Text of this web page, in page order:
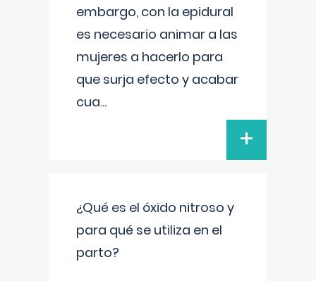
embargo, con la epidural
es necesario animar a las
mujeres a hacerlo para
que surja efecto y acabar
cua...
+
¿Qué es el óxido nitroso y
para qué se utiliza en el
parto?